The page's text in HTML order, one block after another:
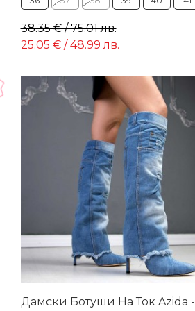
38.35 € / 75.01 лв.
25.05 € / 48.99 лв.
Дамски Ботуши На Ток Azida -